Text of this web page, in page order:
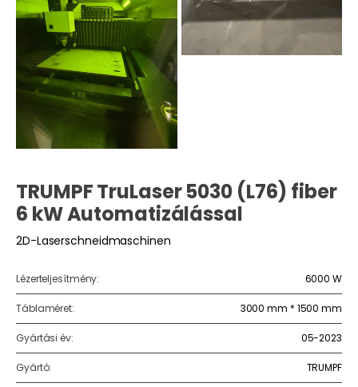
TRUMPF TruLaser 5030 (L76) fiber
6 kW Automatizálással
2D-Laserschneidmaschinen
Lézerteljesítmény: 6000 W
Táblaméret: 3000 mm * 1500 mm
Gyártási év: 05-2023
Gyártó: TRUMPF